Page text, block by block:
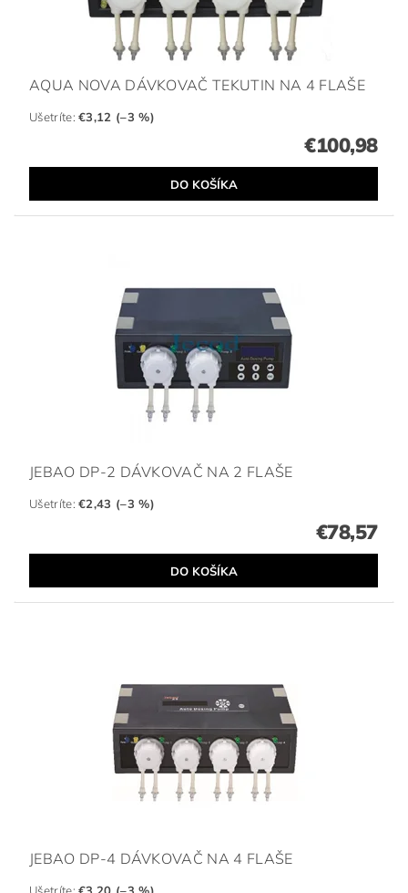
AQUA NOVA DÁVKOVAČ TEKUTIN NA 4 FLAŠE
Ušetríte:€3,12 (–3 %)
€100,98
JEBAO DP-2 DÁVKOVAČ NA 2 FLAŠE
Ušetríte:€2,43 (–3 %)
€78,57
JEBAO DP-4 DÁVKOVAČ NA 4 FLAŠE